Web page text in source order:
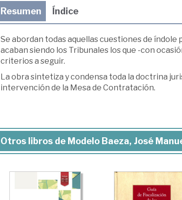
Resumen Índice
Se abordan todas aquellas cuestiones de
acaban siendo los Tribunales los que -con
criterios a seguir.
La obra sintetiza y condensa toda la doctrina
intervención de la Mesa de Contratación.
Otros libros de Modelo Baeza, José